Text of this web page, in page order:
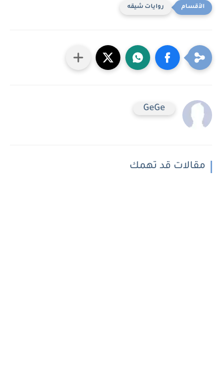
روايات شيقه
GeGe
مقالات قد تهمك